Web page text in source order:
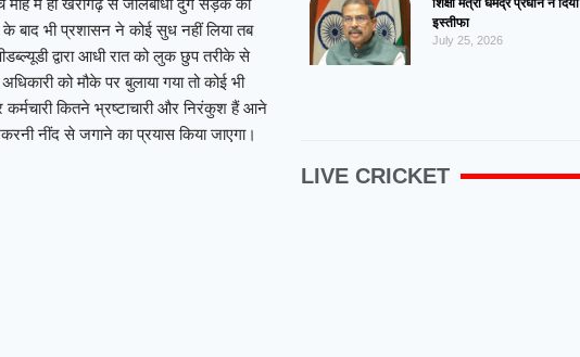
माह में ही खैरागढ़ से जालबांधा दुर्ग सड़क की
के बाद भी प्रशासन ने कोई सुध नहीं लिया तब
द्वारा आधी रात को लुक छुप तरीके से
को मौके पर बुलाया गया तो कोई भी
कितने भ्रष्टाचारी और निरंकुश हैं आने
नींद से जगाने का प्रयास किया जाएगा।
शिक्षा मंत्री धर्मेंद्र प्रधान ने दिया
इस्तीफा
July 25, 2026
LIVE CRICKET